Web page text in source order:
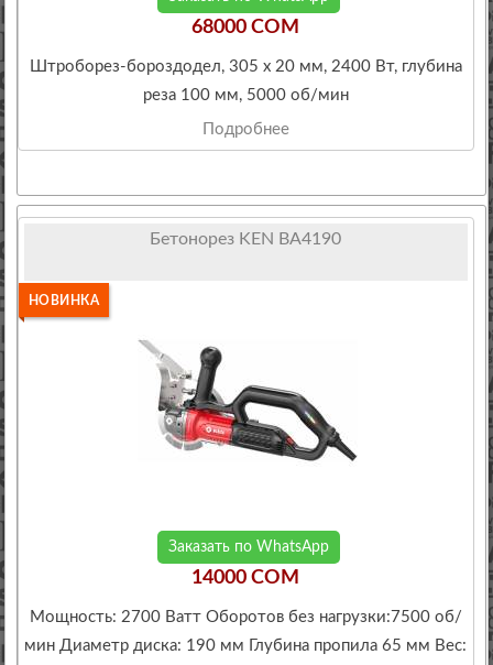
68000 COM
Штроборез-бороздодел, 305 х 20 мм, 2400 Вт, глубина
реза 100 мм, 5000 об/мин
Подробнее
Бетонорез KEN BA4190
НОВИНКА
Заказать по WhatsApp
14000 COM
Мощность: 2700 Ватт Оборотов без нагрузки:7500 об/
мин Диаметр диска: 190 мм Глубина пропила 65 мм Вес: